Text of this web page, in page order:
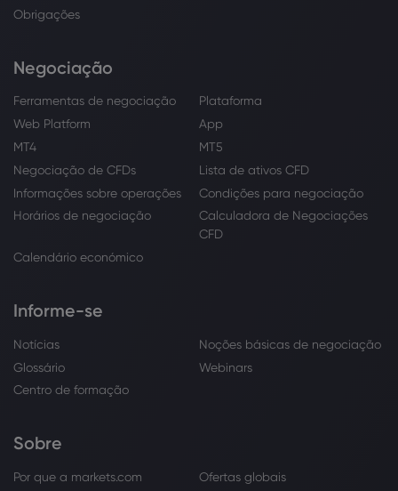
Obrigações
Negociação
Ferramentas de negociação
Plataforma
Web Platform
App
MT4
MT5
Negociação de CFDs
Lista de ativos CFD
Informações sobre operações
Condições para negociação
Horários de negociação
Calculadora de Negociações
CFD
Calendário económico
Informe-se
Notícias
Noções básicas de negociação
Glossário
Webinars
Centro de formação
Sobre
Por que a markets.com
Ofertas globais